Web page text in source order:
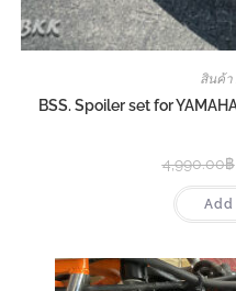
สินค้า
BSS. Spoiler set for
4,990.00฿